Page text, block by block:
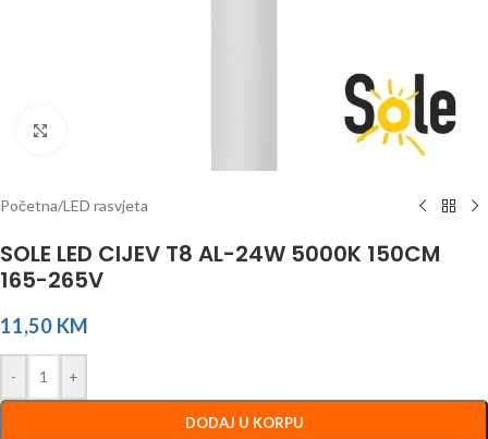
Početna/LED rasvjeta
SOLE LED CIJEV T8 AL-24W 5000K 150CM
165-265V
11,50 KM
- +
DODAJ U KORPU